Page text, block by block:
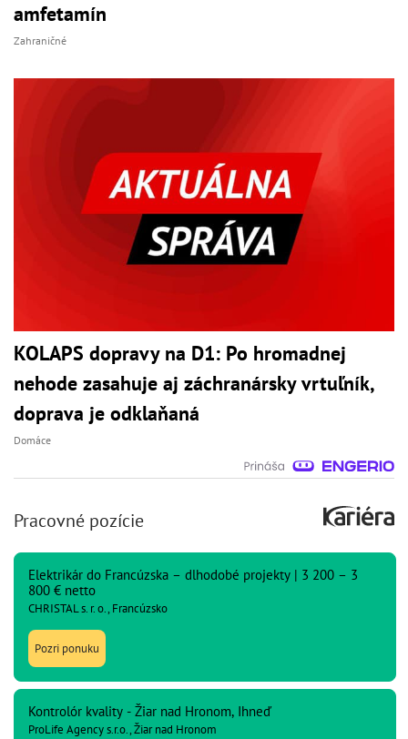
amfetamín
Zahraničné
KOLAPS dopravy na D1: Po hromadnej
nehode zasahuje aj záchranársky vrtuľník,
doprava je odklaňaná
Domáce
Pracovné pozície
Elektrikár do Francúzska – dlhodobé projekty | 3 200 – 3
800 € netto
CHRISTAL s. r. o., Francúzsko
Pozri ponuku
Kontrolór kvality - Žiar nad Hronom, Ihneď
ProLife Agency s.r.o., Žiar nad Hronom